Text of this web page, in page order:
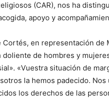
(CAR), nos ha
apoyo y
en representación de
doliente de hombres y
«Vuestra situación de
la hemos padecido.
los derechos de las